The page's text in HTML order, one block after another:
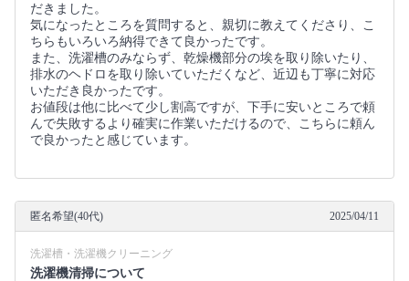
だきました。
気になったところを質問すると、親切に教えてくださり、こ
ちらもいろいろ納得できて良かったです。
また、洗濯槽のみならず、乾燥機部分の埃を取り除いたり、
排水のヘドロを取り除いていただくなど、近辺も丁寧に対応
いただき良かったです。
お値段は他に比べて少し割高ですが、下手に安いところで頼
んで失敗するより確実に作業いただけるので、こちらに頼ん
で良かったと感じています。
匿名希望(40代) 2025/04/11
洗濯槽・洗濯機クリーニング
洗濯機清掃について